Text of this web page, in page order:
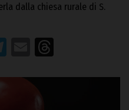
dalla chiesa rurale di S.
Telegram
Email